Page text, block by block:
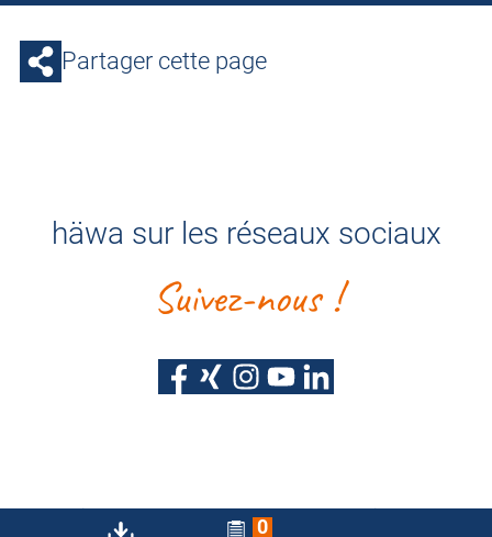
0
Partager cette page
häwa sur les réseaux sociaux
Suivez-nous !